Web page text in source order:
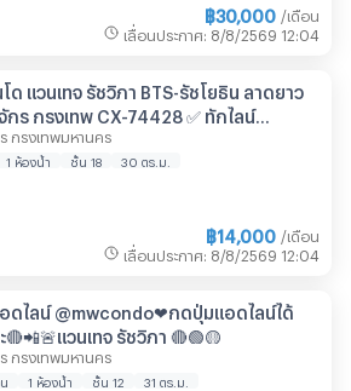
฿30,000 /เดือน
เลื่อนประกาศ : 8/8/2569 12:04
ยธิน ลาดยาว
กร กรุงเทพ CX-74428 ✅ ทักไลน์
ตอบทันที ทีมงานมืออาชีพ ✅
กรุงเทพมหานคร
1 ห้องน้ำ ชั้น 18 30 ตร.ม.
฿14,000 /เดือน
เลื่อนประกาศ : 8/8/2569 12:04
ดไลน์ @mwcondo❤กดปุ่มแอดไลน์ได้
เลยนะคะ🔴📲🚨แวนเทจ รัชวิภา 🔴🟢🟡
กรุงเทพมหานคร
1 ห้องน้ำ ชั้น 12 31 ตร.ม.